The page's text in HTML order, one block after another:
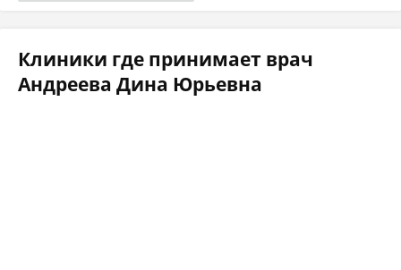
Клиники где принимает врач
Андреева Дина Юрьевна